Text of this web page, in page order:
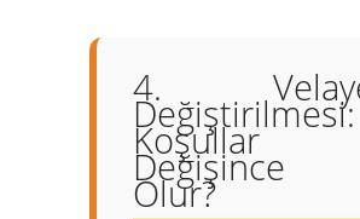
4.
Değiştirilmesi:
Koşullar
Değişince
Olur?